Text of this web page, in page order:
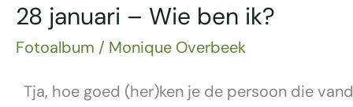
28 januari – Wie ben ik?
Fotoalbum / Monique Overbeek
Tja, hoe goed (her)ken je de persoon die